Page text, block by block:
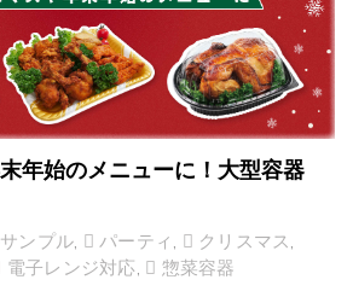
年始のメニューに！大型容器
ンプル, パーティ , クリスマス,
電子レンジ対応,
惣菜容器